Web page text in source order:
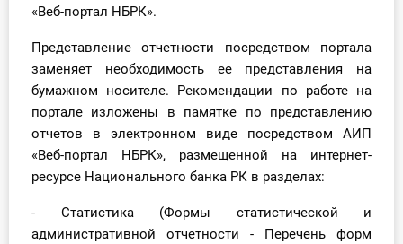
«Веб-портал НБРК».
Представление отчетности посредством портала
заменяет необходимость ее представления на
бумажном носителе. Рекомендации по работе на
портале изложены в памятке по представлению
отчетов в электронном виде посредством АИП
«Веб-портал НБРК», размещенной на интернет-
ресурсе Национального банка РК в разделах:
- Статистика (Формы статистической и
административной отчетности - Перечень форм